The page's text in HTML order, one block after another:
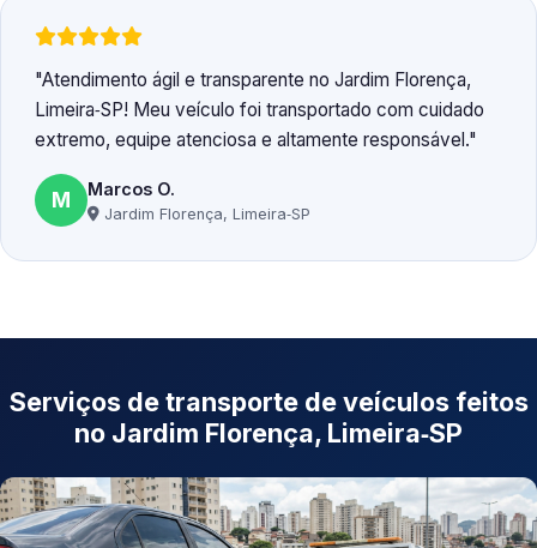
Atendimento ágil e transparente no Jardim Florença,
Limeira‑SP! Meu veículo foi transportado com cuidado
extremo, equipe atenciosa e altamente responsável.
M Marcos O.
Jardim Florença, Limeira‑SP
Serviços de transporte de veículos feitos
no Jardim Florença, Limeira‑SP